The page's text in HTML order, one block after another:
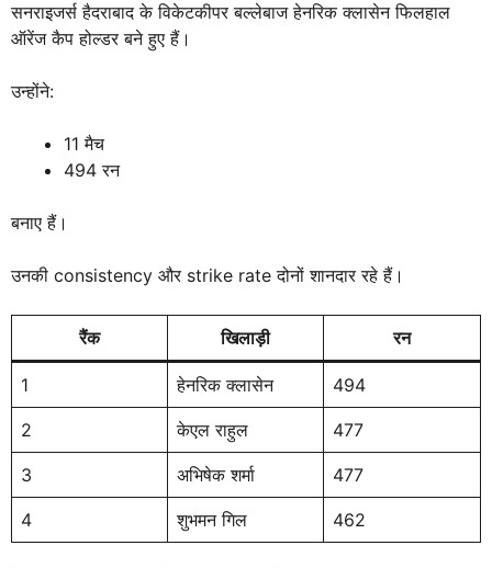
सनराइजर्स हैदराबाद के विकेटकीपर बल्लेबाज हेनरिक क्लासेन फिलहाल
ऑरेंज कैप होल्डर बने हुए हैं।
उन्होंने:
11 मैच
494 रन
बनाए हैं।
उनकी consistency और strike rate दोनों शानदार रहे हैं।
रैंक खिलाड़ी रन
1 हेनरिक क्लासेन 494
2 केएल राहुल 477
3 अभिषेक शर्मा 477
4 शुभमन गिल 462